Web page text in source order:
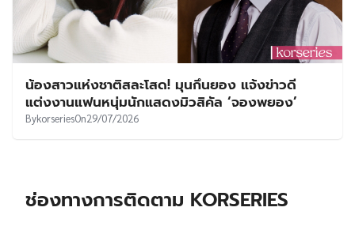
น้องสาวแห่งชาติสละโสด! มุนกึนยอง แจ้งข่าวดี
แต่งงานแฟนหนุ่มนักแสดงมิวสิคัล ‘จองพยอง’
BykorseriesOn29/07/2026
ช่องทางการติดตาม KORSERIES